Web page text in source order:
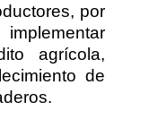
por
agrícola,
de